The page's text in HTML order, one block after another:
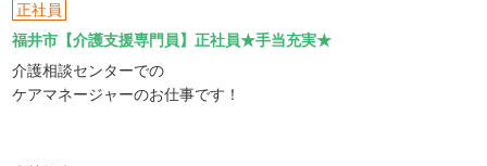
正社員
福井市【介護支援専門員】正社員★手当充実★
介護相談センターでの
ケアマネージャーのお仕事です！